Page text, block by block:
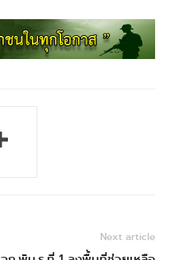
Next article